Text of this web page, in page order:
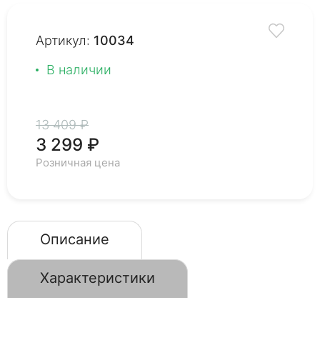
Артикул: 10034
В наличии
13 409 ₽
3 299 ₽
Розничная цена
Описание
Характеристики